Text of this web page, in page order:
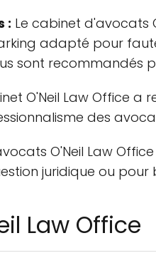
: Le cabinet d'avocats
adapté pour
sont recommandés
O'Neil Law Office a
des
O'Neil Law
juridique ou
Law Office